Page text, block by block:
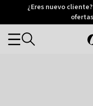
Otrium
Trustpilot
¿Eres nuevo
Categories